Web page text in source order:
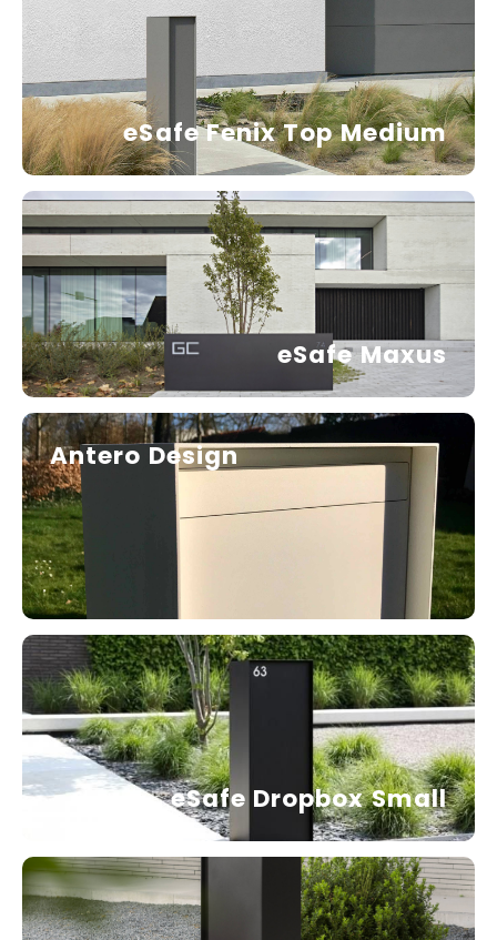
Maxus
Andere pakjesbrievenbussen
eSafe Fenix Top Medium
eSafe Maxus
Antero Design
eSafe Dropbox Small